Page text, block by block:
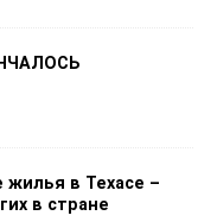
жилья в Техасе –
в стране